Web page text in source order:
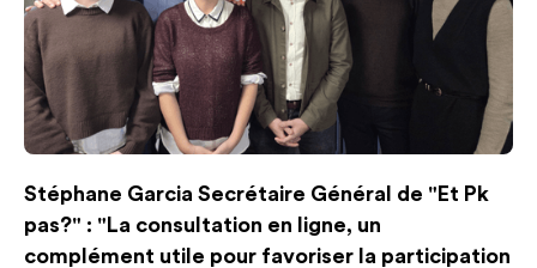
Stéphane Garcia Secrétaire Général de "Et Pk
pas?" : "La consultation en ligne, un
complément utile pour favoriser la participation